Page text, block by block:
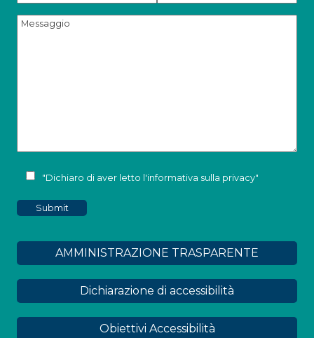
"Dichiaro di aver letto l'informativa sulla privacy"
AMMINISTRAZIONE TRASPARENTE
Dichiarazione di accessibilità
Obiettivi Accessibilità